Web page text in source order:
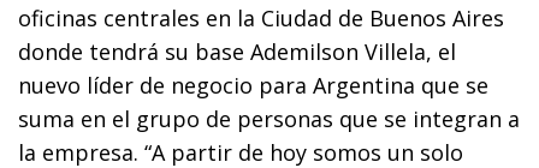
oficinas centrales en la Ciudad de Buenos Aires
donde tendrá su base Ademilson Villela, el
nuevo líder de negocio para Argentina que se
suma en el grupo de personas que se integran a
la empresa. “A partir de hoy somos un solo